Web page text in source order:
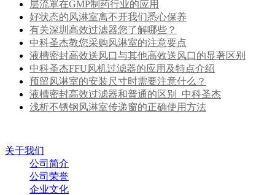
层流罩在GMP制药行业的应用
好状态的风淋室离不开我们悉心保养
有关深圳高效过滤器您了解哪些？
中科圣杰教您采购风淋室的注意要点
液槽密封高效送风口与其他高效送风口的显著区别
中科圣杰FFU风机过滤器的应用及特点介绍
预留风淋室的安装尺寸时需要注意什么？
液槽密封高效过滤器和普通的区别_中科圣杰
浅析不锈钢风淋室传递窗的正确使用方法
关于我们
公司简介
公司荣誉
企业文化